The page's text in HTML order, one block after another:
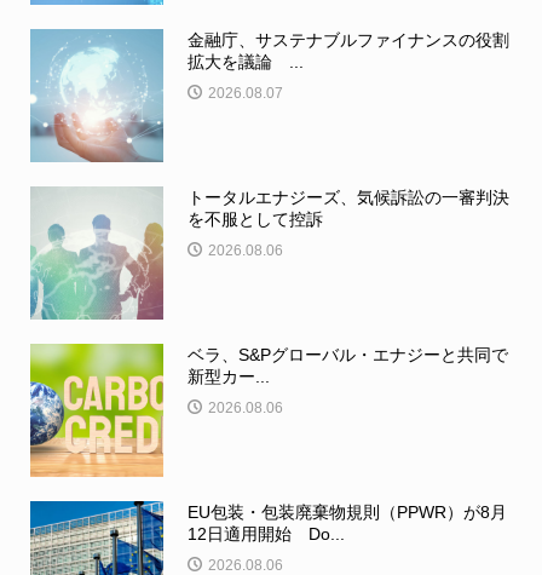
金融庁、サステナブルファイナンスの役割
拡大を議論 ...
2026.08.07
トータルエナジーズ、気候訴訟の一審判決
を不服として控訴
2026.08.06
ベラ、S&Pグローバル・エナジーと共同で
新型カー...
2026.08.06
EU包装・包装廃棄物規則（PPWR）が8月
12日適用開始 Do...
2026.08.06